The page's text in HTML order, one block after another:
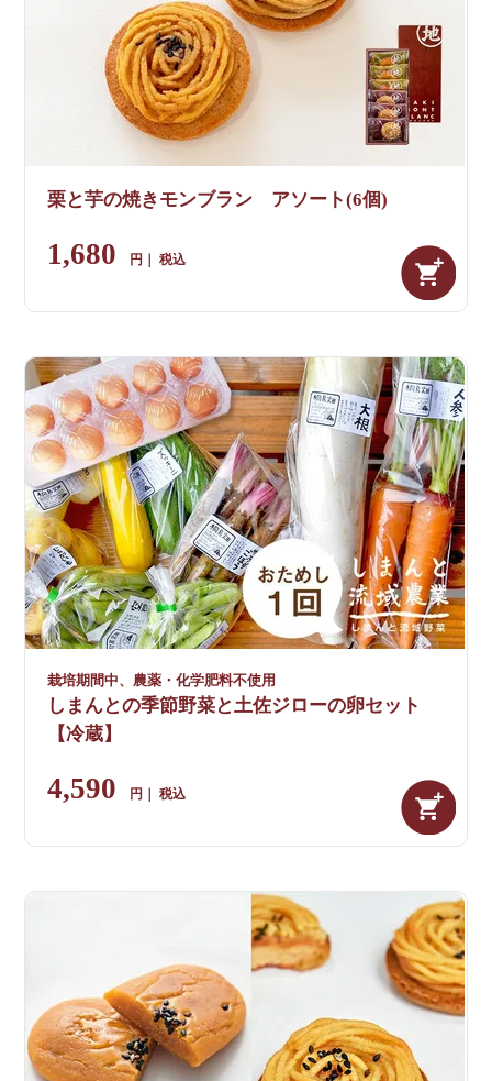
栗と芋の焼きモンブラン アソート(6個)
1,680 税込
栽培期間中、農薬・化学肥料不使用
しまんとの季節野菜と土佐ジローの卵セット
【冷蔵】
4,590 税込